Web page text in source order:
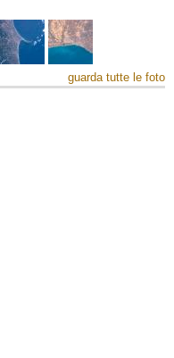
guarda tutte le foto